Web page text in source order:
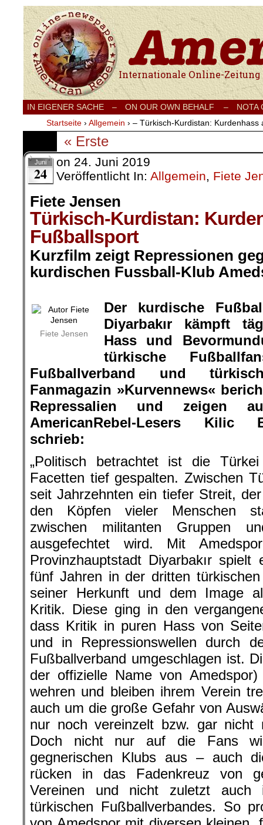
Internationale Onlinezeitung für Frieden,
IN EIGENER SACHE – ON OUR OWN BEHALF –
NOTA
Startseite › Allgemein › – Türkisch-Kurdistan: Kurdenhass
« Erste
Juni
24
on 24. Juni 2019
Veröffentlicht In: Allgemein, Fiete
Fiete Jensen
Türkisch-Kurdistan:
Fußballsport
Kurzfilm zeigt Repressionen
kurdischen Fussball-Klub
Fiete Jensen
Der kurdische
Diyarbakır kämpft
Hass und
türkische
Fußballverband und
Fanmagazin »Kurvennews«
Repressalien und zeigen
AmericanRebel-Lesers Kilic
schrieb:
„Politisch betrachtet ist die
Facetten tief gespalten. Zwischen
seit Jahrzehnten ein tiefer Streit,
den Köpfen vieler Menschen
zwischen militanten Gruppen
ausgefechtet wird. Mit
Provinzhauptstadt Diyarbakır
fünf Jahren in der dritten
seiner Herkunft und dem Image
Kritik. Diese ging in den
dass Kritik in puren Hass von
und in Repressionswellen durch
Fußballverband umgeschlagen ist.
der offizielle Name von
wehren und bleiben ihrem Verein
auch um die große Gefahr von
nur noch vereinzelt bzw. gar nicht
Doch nicht nur auf die Fans
gegnerischen Klubs aus – auch
rücken in das Fadenkreuz von
Vereinen und nicht zuletzt auch
türkischen Fußballverbandes. So